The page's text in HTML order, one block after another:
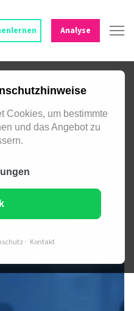
Cookies, um bestimmte
und das Angebot zu
Kontakt
Analyse
UND
für
Sys­teme.